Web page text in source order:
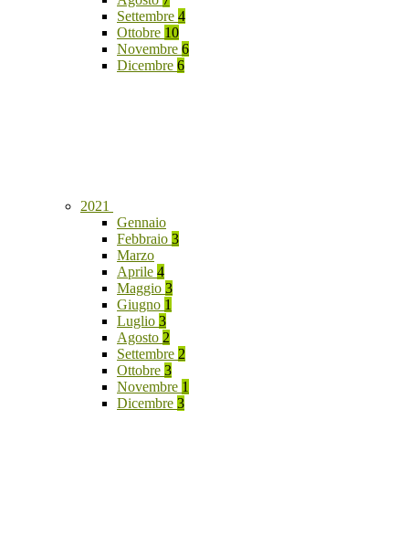
Settembre 4
Ottobre 10
Novembre 6
Dicembre 6
2021
Gennaio
Febbraio 3
Marzo
Aprile 4
Maggio 3
Giugno 1
Luglio 3
Agosto 2
Settembre 2
Ottobre 3
Novembre 1
Dicembre 3